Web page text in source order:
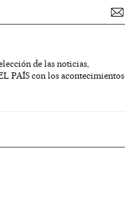
de las noticias,
PAÍS con los acontecimientos